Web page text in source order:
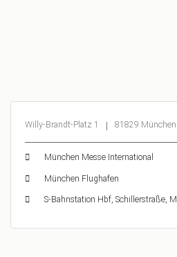
Willy-Brandt-Platz 1 81829 München
München Messe International
München Flughafen
S-Bahnstation Hbf, Schillerstraße, München, Deutschland